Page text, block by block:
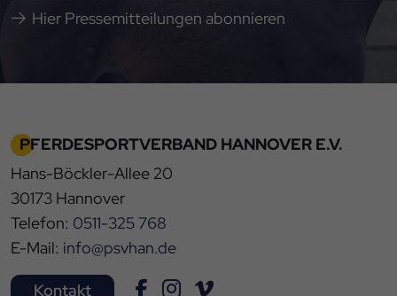
Hier Pressemitteilungen abonnieren
PFERDESPORTVERBAND HANNOVER E.V.
Hans-Böckler-Allee 20
30173 Hannover
Telefon: 0511-325 768
E-Mail: info@psvhan.de
Kontakt